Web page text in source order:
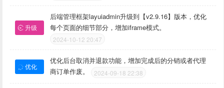
升级
后端管理框架layuiadmin升级到【v2.9.16】版本，优化
每个页面的细节部分，增加iframe模式。
2024-10-12 20:47
优化
优化后台取消并退款功能，增加完成后的分销或者代理
商订单作废。
2024-09-18 22:38